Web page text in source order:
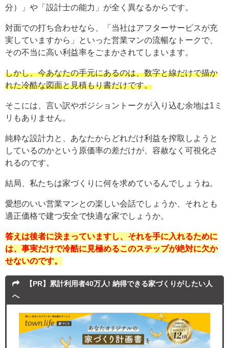
分）」や「設計士の能力」が全く異なるからです。
対面での打ち合わせなら、「当社はアフターサービスが充
実していますから」といった営業マンの流暢なトークで、
その不当に高い利益率をごまかされてしまいます。
しかし、今あなたの手元にあるのは、数字と線だけで描か
れた冷酷な図面と見積もり書だけです。
そこには、言い訳やポジショントークが入り込む余地は1ミ
リもありません。
純粋な設計力と、あなたからどれだけ利益を搾取しようと
しているのかという原価率の差だけが、容赦なく可視化さ
れるのです。
結局、私たちは家づくりに何を求めているんでしょうね。
愛想のいい営業マンとの楽しい会話でしょうか、それとも
適正価格で建つ安全で快適な家でしょうか。
答えは後者に決まっていますし、それを手に入れるために
は、事実だけで冷酷に見極めるこのステップが絶対に欠か
せないのです。
【PR】累計利用者40万人! 納得できる家づくりがしたい人
へ